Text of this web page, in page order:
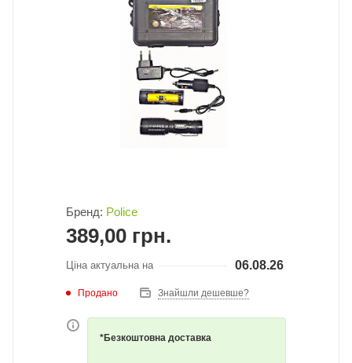
Бренд: Police
389,00 грн.
Ціна актуальна на 06.08.26
Продано Знайшли дешевше?
*Безкоштовна доставка